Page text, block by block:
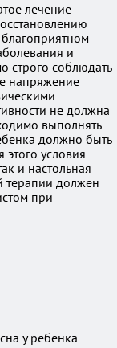
лечение
благоприятном
и
строго соблюдать
напряжение
не должна
выполнять
должно быть
условия
и настольная
терапии должен
при
у ребенка